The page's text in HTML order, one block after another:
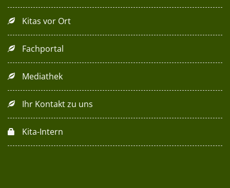
Kitas vor Ort
Fachportal
Mediathek
Ihr Kontakt zu uns
Kita-Intern